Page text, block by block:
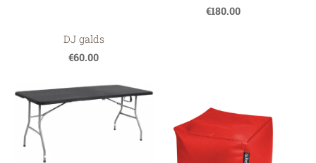
DJ galds
€60.00
€180.00